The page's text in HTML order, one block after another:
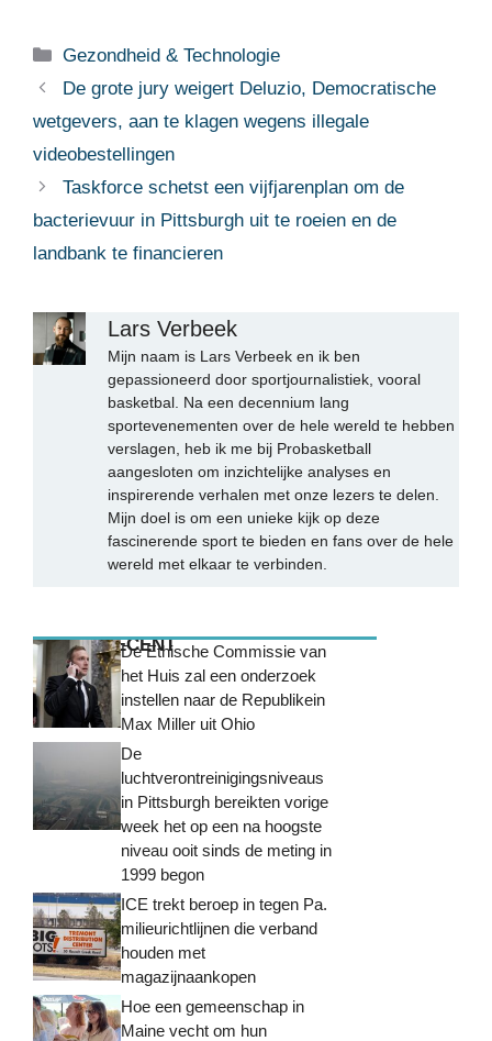
Categorieën
Gezondheid & Technologie
De grote jury weigert Deluzio, Democratische
wetgevers, aan te klagen wegens illegale
videobestellingen
Taskforce schetst een vijfjarenplan om de
bacterievuur in Pittsburgh uit te roeien en de
landbank te financieren
Lars Verbeek
Mijn naam is Lars Verbeek en ik ben
gepassioneerd door sportjournalistiek, vooral
basketbal. Na een decennium lang
sportevenementen over de hele wereld te hebben
verslagen, heb ik me bij Probasketball
aangesloten om inzichtelijke analyses en
inspirerende verhalen met onze lezers te delen.
Mijn doel is om een unieke kijk op deze
fascinerende sport te bieden en fans over de hele
wereld met elkaar te verbinden.
MEEST RECENTDe Ethische Commissie van
het Huis zal een onderzoek
instellen naar de Republikein
Max Miller uit Ohio
De
luchtverontreinigingsniveaus
in Pittsburgh bereikten vorige
week het op een na hoogste
niveau ooit sinds de meting in
1999 begon
ICE trekt beroep in tegen Pa.
milieurichtlijnen die verband
houden met
magazijnaankopen
Hoe een gemeenschap in
Maine vecht om hun